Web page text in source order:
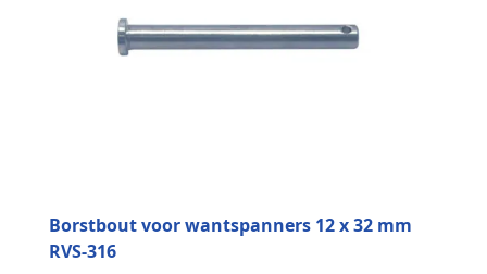
Borstbout voor wantspanners 12 x 32 mm
RVS-316